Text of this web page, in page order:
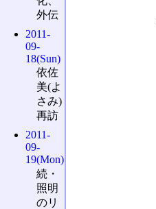
外伝
2011-
09-
18(Sun)
依佐
美(よ
さみ)
再訪
2011-
09-
19(Mon)
続・
照明
のリ